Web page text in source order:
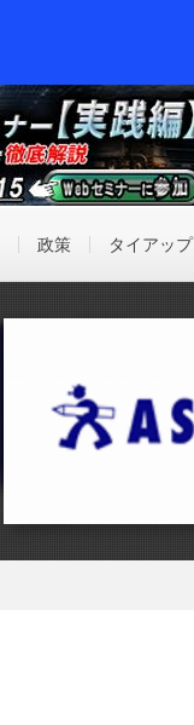
政策 タイアップ